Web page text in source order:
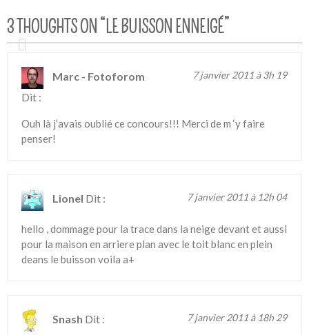
L’ARTICLE
3 THOUGHTS ON “ LE BUISSON ENNEIGÉ”
Marc - Fotoforom
Dit :
7 janvier 2011 à 3h 19
Ouh là j’avais oublié ce concours!!! Merci de m ‘y faire
penser!
Lionel Dit : 7 janvier 2011 à 12h 04
hello , dommage pour la trace dans la neige devant et aussi
pour la maison en arriere plan avec le toit blanc en plein
deans le buisson voila a+
Snash Dit : 7 janvier 2011 à 18h 29